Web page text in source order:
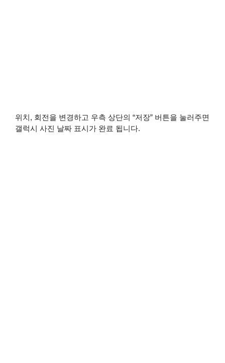
위치, 회전을 변경하고 우측 상단의 “저장” 버튼을 눌러주면
갤럭시 사진 날짜 표시가 완료 됩니다.